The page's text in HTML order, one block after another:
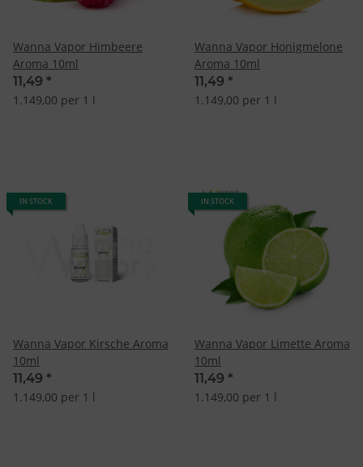
Wanna Vapor Himbeere
Aroma 10ml
11,49 *
1.149,00 per 1 l
Wanna Vapor Honigmelone
Aroma 10ml
11,49 *
1.149,00 per 1 l
IN STOCK
Wanna Vapor Kirsche Aroma
10ml
11,49 *
1.149,00 per 1 l
IN STOCK
Wanna Vapor Limette Aroma
10ml
11,49 *
1.149,00 per 1 l